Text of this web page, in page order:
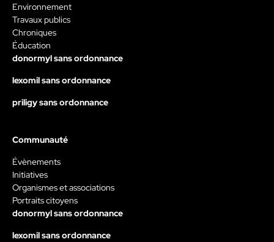
Environnement
Travaux publics
Chroniques
Éducation
donormyl sans ordonnance
lexomil sans ordonnance
priligy sans ordonnance
Communauté
Évènements
Initiatives
Organismes et associations
Portraits citoyens
donormyl sans ordonnance
lexomil sans ordonnance